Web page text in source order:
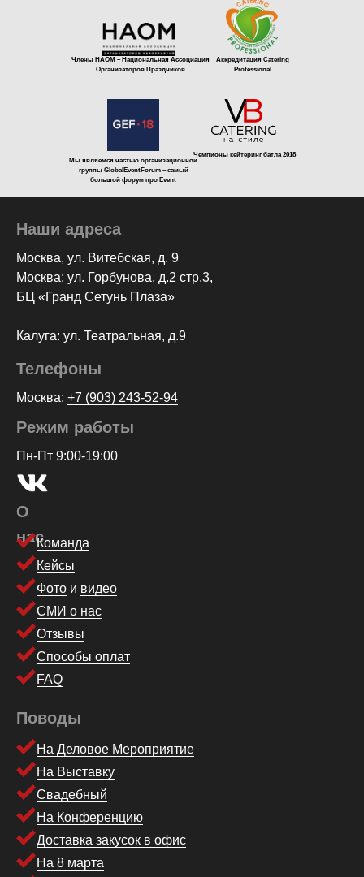
Члены НАОМ – Национальная Ассоциация
Организаторов Праздников
Аккредитация Catering
Professional
Мы являемся частью организационной
группы GlobalEventForum – самый
большой форум про Event
Чемпионы кейтеринг батла 2018
Наши адреса
Москва, ул. Витебская, д. 9
Москва: ул. Горбунова, д.2 стр.3,
БЦ «Гранд Сетунь Плаза»
Калуга: ул. Театральная, д.9
Телефоны
Москва: +7 (903) 243-52-94
Режим работы
Пн-Пт 9:00-19:00
О
насКоманда
Кейсы
Фото и видео
СМИ о нас
Отзывы
Способы оплат
FAQ
Поводы
На Деловое Мероприятие
На Выставку
Свадебный
На Конференцию
Доставка закусок в офис
На 8 марта